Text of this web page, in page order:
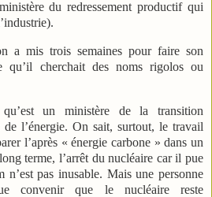
du redressement productif qui
a mis trois semaines pour faire son
qu’il cherchait des noms rigolos ou
un ministère de la transition
l’énergie. On sait, surtout, le travail
l’après « énergie carbone » dans un
terme, l’arrêt du nucléaire car il pue
pas inusable. Mais une personne
convenir que le nucléaire reste